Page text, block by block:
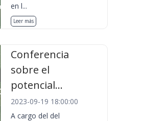
en l...
Leer más
Conferencia
sobre el
potencial...
2023-09-19 18:00:00
A cargo del del